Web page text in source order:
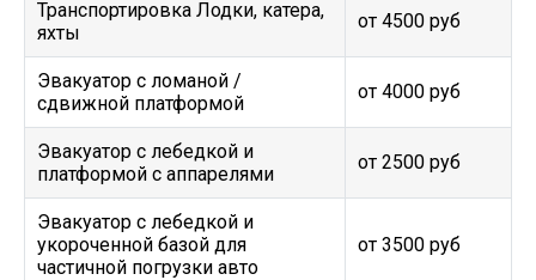
Транспортировка Лодки, катера,
яхты
от 4500 руб
Эвакуатор c ломаной /
сдвижной платформой
от 4000 руб
Эвакуатор с лебедкой и
платформой с аппарелями
от 2500 руб
Эвакуатор с лебедкой и
укороченной базой для
частичной погрузки авто
от 3500 руб